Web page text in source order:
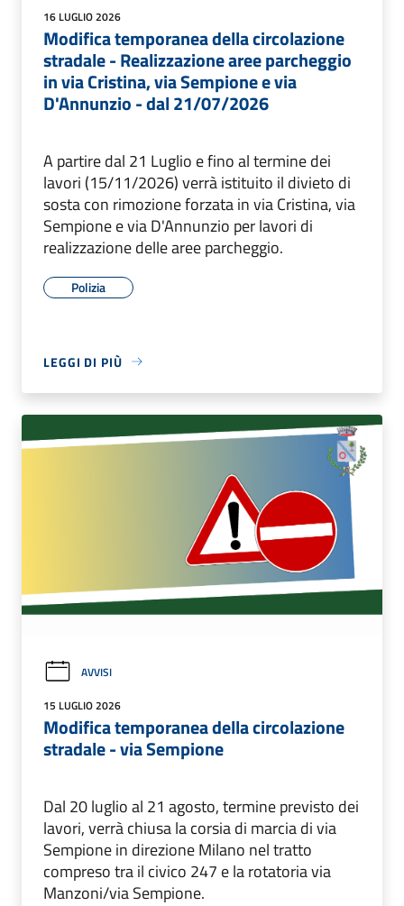
16 LUGLIO 2026
Modifica temporanea della circolazione
stradale - Realizzazione aree parcheggio
in via Cristina, via Sempione e via
D'Annunzio - dal 21/07/2026
A partire dal 21 Luglio e fino al termine dei
lavori (15/11/2026) verrà istituito il divieto di
sosta con rimozione forzata in via Cristina, via
Sempione e via D'Annunzio per lavori di
realizzazione delle aree parcheggio.
Polizia
LEGGI DI PIÙ
AVVISI
15 LUGLIO 2026
Modifica temporanea della circolazione
stradale - via Sempione
Dal 20 luglio al 21 agosto, termine previsto dei
lavori, verrà chiusa la corsia di marcia di via
Sempione in direzione Milano nel tratto
compreso tra il civico 247 e la rotatoria via
Manzoni/via Sempione.